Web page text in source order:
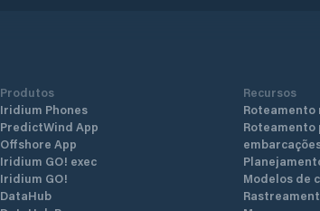
Produtos
Iridium Phones
PredictWind App
Offshore App
Iridium GO! exec
Iridium GO!
DataHub
Recursos
Roteamento
Modelos de